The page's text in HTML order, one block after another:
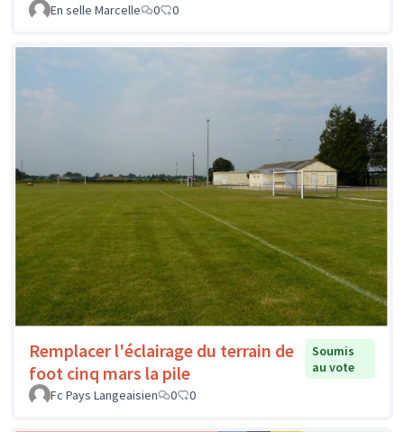
En selle Marcelle
0 0
Remplacer l'éclairage du terrain de
foot cinq mars la pile
Soumis
au vote
Fc Pays Langeaisien
0 0